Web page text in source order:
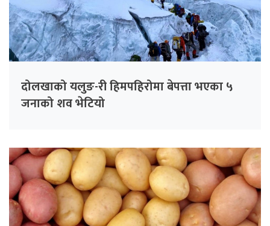
दोलखाको यलुङ-री हिमपहिरोमा बेपत्ता भएका ५
जनाको शव भेटियो